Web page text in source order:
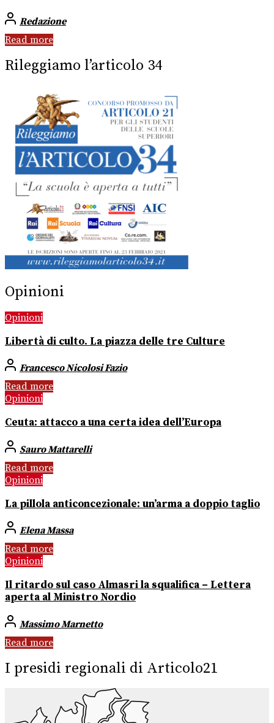
Redazione
Read more
Rileggiamo l’articolo 34
Opinioni
Opinioni
Libertà di culto. La piazza delle tre Culture
Francesco Nicolosi Fazio
Read more
Opinioni
Ceuta: attacco a una certa idea dell’Europa
Sauro Mattarelli
Read more
Opinioni
La pillola anticoncezionale: un’arma a doppio taglio
Elena Massa
Read more
Opinioni
Il ritardo sul caso Almasri la squalifica – Lettera
aperta al Ministro Nordio
Massimo Marnetto
Read more
I presidi regionali di Articolo21